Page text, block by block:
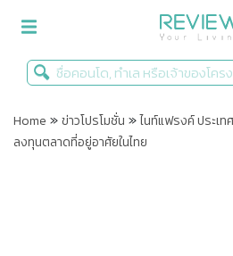
รีวิวคอนโด
Home »ข่าวโปรโมชั่น »ไนท์แฟรงค์ ประเ
ลงทุนตลาดที่อยู่อาศัยในไทย